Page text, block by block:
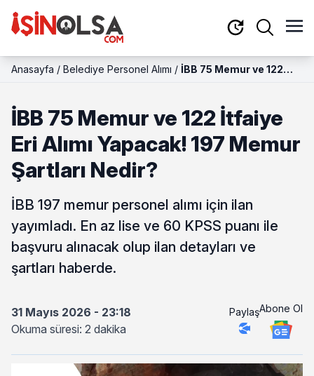
Anasayfa / Belediye Personel Alımı / İBB 75 Memur ve 122
Şartları Nedir?
İBB 75 Memur ve 122 İtfaiye
Eri Alımı Yapacak! 197 Memur
Şartları Nedir?
İBB 197 memur personel alımı için ilan
yayımladı. En az lise ve 60 KPSS puanı ile
başvuru alınacak olup ilan detayları ve
şartları haberde.
31 Mayıs 2026 - 23:18
Okuma süresi: 2 dakika
PaylaşAbone Ol